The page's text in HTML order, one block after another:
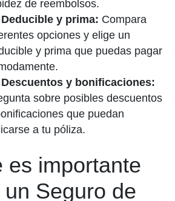
de reembolsos.
Deducible y prima: Compara
opciones y elige un
y prima que puedas pagar
Descuentos y bonificaciones:
sobre posibles descuentos
que puedan
a tu póliza.
es importante
Seguro de